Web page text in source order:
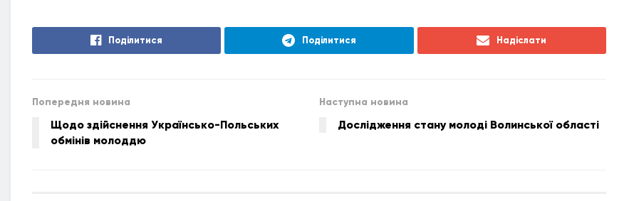
Поділитися Поділитися Надіслати
Попередня новина
Щодо здійснення Українсько-Польських
обмінів молоддю
Наступна новина
Дослідження стану молоді Волинської області